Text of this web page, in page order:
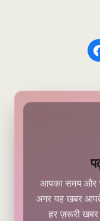
आपका समय और
अगर यह खबर
हर ज़रूरी